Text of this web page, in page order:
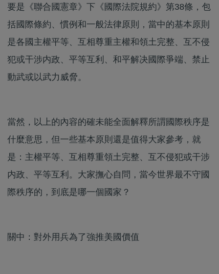
要是《聯合國憲章》下《國際法院規約》第38條，包
括國際條約、慣例和一般法律原則，當中的基本原則
是各國主權平等、互相尊重主權和領土完整、互不侵
犯或干涉内政、平等互利、和平解决國際爭端、禁止
動武或以武力威脅。
當然，以上的內容的確未能全面解釋所謂國際秩序是
什麼意思，但一些基本原則還是值得大家參考，就
是：主權平等、互相尊重領土完整、互不侵犯或干涉
内政、平等互利。大家撫心自問，當今世界最不守國
際秩序的，到底是哪一個國家？
關中：對外用兵為了強推美國價值